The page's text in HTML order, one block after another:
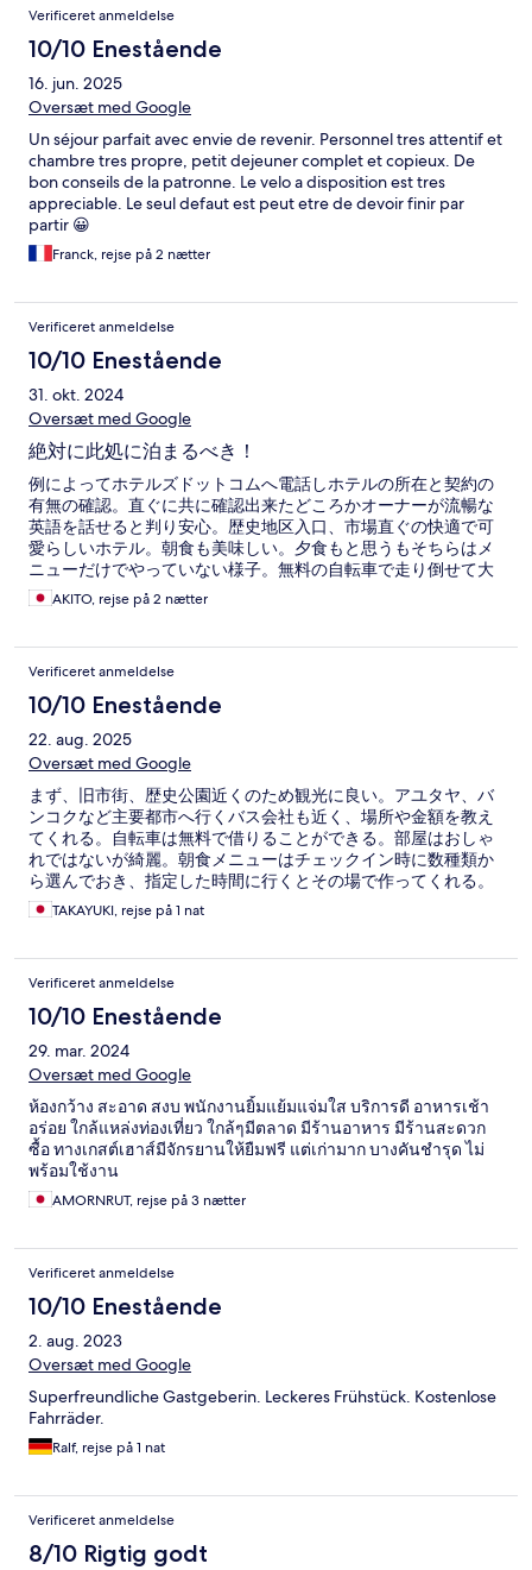
Verificeret anmeldelse
10/10 Enestående
16. jun. 2025
Oversæt med Google
Un séjour parfait avec envie de revenir. Personnel tres attentif et
chambre tres propre, petit dejeuner complet et copieux. De
bon conseils de la patronne. Le velo a disposition est tres
appreciable. Le seul defaut est peut etre de devoir finir par
partir 😀
Franck, rejse på 2 nætter
Verificeret anmeldelse
10/10 Enestående
31. okt. 2024
Oversæt med Google
絶対に此処に泊まるべき！
例によってホテルズドットコムへ電話しホテルの所在と契約の
有無の確認。直ぐに共に確認出来たどころかオーナーが流暢な
英語を話せると判り安心。歴史地区入口、市場直ぐの快適で可
愛らしいホテル。朝食も美味しい。夕食もと思うもそちらはメ
ニューだけでやっていない様子。無料の自転車で走り倒せて大
変満足。オーナーも従業員も皆英語が話せ且つ大変親切。正直
立ち去りたくない、沈没してしまいたい位居心地の良い小さな
AKITO, rejse på 2 nætter
Verificeret anmeldelse
10/10 Enestående
22. aug. 2025
Oversæt med Google
まず、旧市街、歴史公園近くのため観光に良い。アユタヤ、バ
ンコクなど主要都市へ行くバス会社も近く、場所や金額を教え
てくれる。自転車は無料で借りることができる。部屋はおしゃ
れではないが綺麗。朝食メニューはチェックイン時に数種類か
ら選んでおき、指定した時間に行くとその場で作ってくれる。
他にもミルクやコーヒー、パンは自由に取れる。日本のアニメ
フィギアがたくさん飾ってあった。家族経営で、ママが全て仕
ーナショナルスクール通いとのことで英語を話せる。ゲストハ
ウスの裏が幼稚園で朝は体操などをやっていたり、遊んでいる
声が聞こえてほのぼのできる。メイン通りから路地に入ってい
ったところにあるため、このあたりの庶民の生活がよく見えて
良かった。
TAKAYUKI, rejse på 1 nat
Verificeret anmeldelse
10/10 Enestående
29. mar. 2024
Oversæt med Google
ห้องกว้าง สะอาด สงบ พนักงานยิ้มแย้มแจ่มใส บริการดี อาหารเช้า
อร่อย ใกล้แหล่งท่องเที่ยว ใกล้ๆมีตลาด มีร้านอาหาร มีร้านสะดวก
ซื้อ ทางเกสต์เฮาส์มีจักรยานให้ยืมฟรี แต่เก่ามาก บางคันชำรุด ไม่
พร้อมใช้งาน
AMORNRUT, rejse på 3 nætter
Verificeret anmeldelse
10/10 Enestående
2. aug. 2023
Oversæt med Google
Superfreundliche Gastgeberin. Leckeres Frühstück. Kostenlose
Fahrräder.
Ralf, rejse på 1 nat
Verificeret anmeldelse
8/10 Rigtig godt